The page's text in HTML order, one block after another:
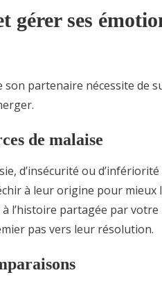
gérer ses
son partenaire nécessite de
de malaise
d’insécurité ou
à leur origine pour mieux
à l’histoire partagée par
pas vers leur résolution.